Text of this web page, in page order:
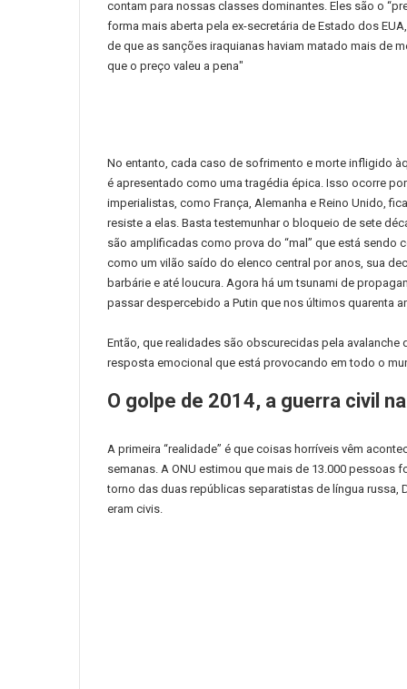
contam para nossas classes dominantes. Eles são o
forma mais aberta pela ex-secretária de Estado dos
de que as sanções iraquianas haviam matado mais de
que o preço valeu a pena"
No entanto, cada caso de sofrimento e morte infligido
é apresentado como uma tragédia épica. Isso ocorre
imperialistas, como França, Alemanha e Reino Unido,
resiste a elas. Basta testemunhar o bloqueio de sete
são amplificadas como prova do “mal” que está sendo
como um vilão saído do elenco central por anos, sua
barbárie e até loucura. Agora há um tsunami de
passar despercebido a Putin que nos últimos quarenta
Então, que realidades são obscurecidas pela
resposta emocional que está provocando em todo o
O golpe de 2014, a guerra civil
A primeira “realidade” é que coisas horríveis vêm
semanas. A ONU estimou que mais de 13.000 pessoas
torno das duas repúblicas separatistas de língua russa,
eram civis.